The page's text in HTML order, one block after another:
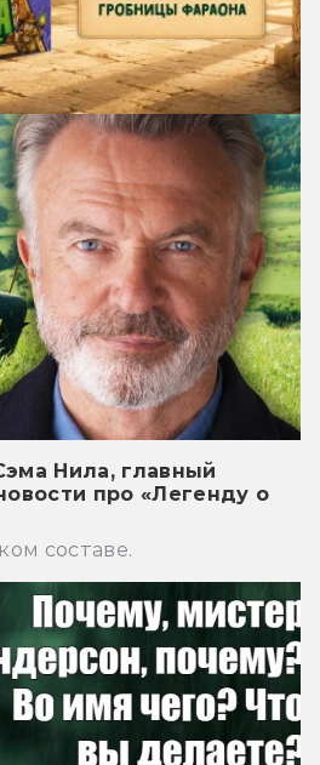
Нила, главный
про «Легенду о
составе.